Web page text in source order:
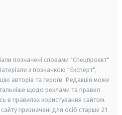
позначені словами "Спецпроєкт"
з позначкою "Експерт",
авторів та героїв. Редакція може
щодо реклами та правил
в правилах користування сайтом.
призначені для осіб старше 21